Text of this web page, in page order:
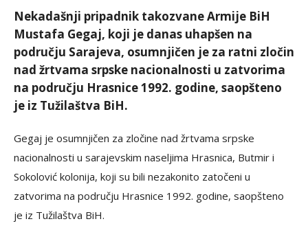
Nekadašnji pripadnik takozvane Armije BiH
Mustafa Gegaj, koji je danas uhapšen na
području Sarajeva, osumnjičen je za ratni zločin
nad žrtvama srpske nacionalnosti u zatvorima
na području Hrasnice 1992. godine, saopšteno
je iz Tužilaštva BiH.
Gegaj je osumnjičen za zločine nad žrtvama srpske
nacionalnosti u sarajevskim naseljima Hrasnica, Butmir i
Sokolović kolonija, koji su bili nezakonito zatočeni u
zatvorima na području Hrasnice 1992. godine, saopšteno
je iz Tužilaštva BiH.